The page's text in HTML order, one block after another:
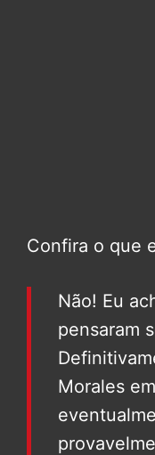
Confira o que
Não! Eu
pensaram
Morales